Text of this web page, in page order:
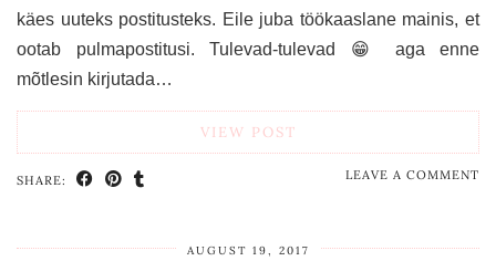
käes uuteks postitusteks. Eile juba töökaaslane mainis, et
ootab pulmapostitusi. Tulevad-tulevad 😁 aga enne
mõtlesin kirjutada…
VIEW POST
SHARE: LEAVE A COMMENT
AUGUST 19, 2017